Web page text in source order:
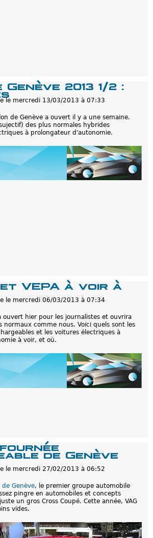
2013 1/2 :
le mercredi 13/03/2013 à 07:33
de Genève a ouvert il y a une semaine.
des plus normales hybrides
à prolongateur d'autonomie.
et VEPA à voir à
le mercredi 06/03/2013 à 07:34
ouvert hier pour les journalistes et ouvrira
normaux comme nous. Voici quels sont les
et les voitures électriques à
à voir, et où.
fournée
de Genève
le mercredi 27/02/2013 à 06:52
Genève, le premier groupe automobile
pingre en automobiles et concepts
un gros Cross Coupé. Cette année, VAG
vides.